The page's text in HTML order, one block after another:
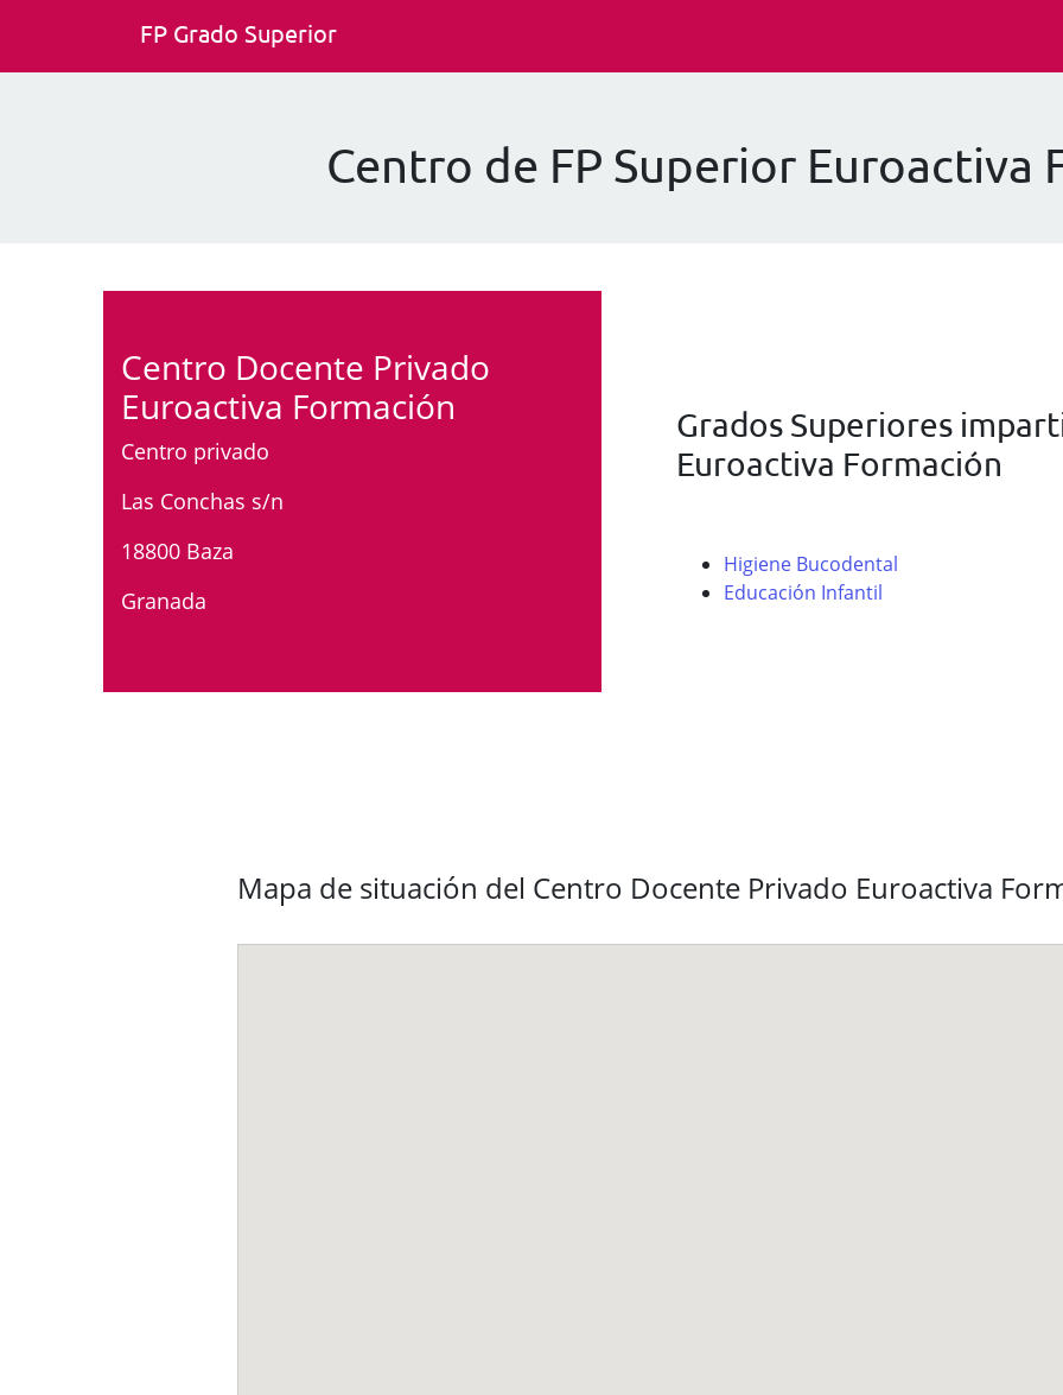
FP Grado Superior
Centro de FP Superior Euroactiva
Centro Docente Privado
Euroactiva Formación
Centro privado
Las Conchas s/n
18800 Baza
Granada
Grados Superiores
Euroactiva Formación
Higiene Bucodental
Educación Infantil
Mapa de situación del Centro Docente Privado Euroactiva